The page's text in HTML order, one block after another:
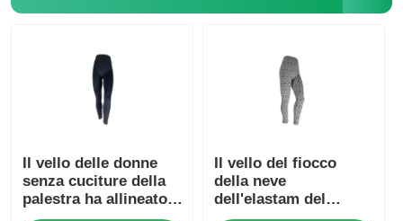
Il vello delle donne
senza cuciture della
palestra ha allineato
l'elastam di nylon
Il vello del fiocco
della neve
dell'elastam del
poliestere ha allineato